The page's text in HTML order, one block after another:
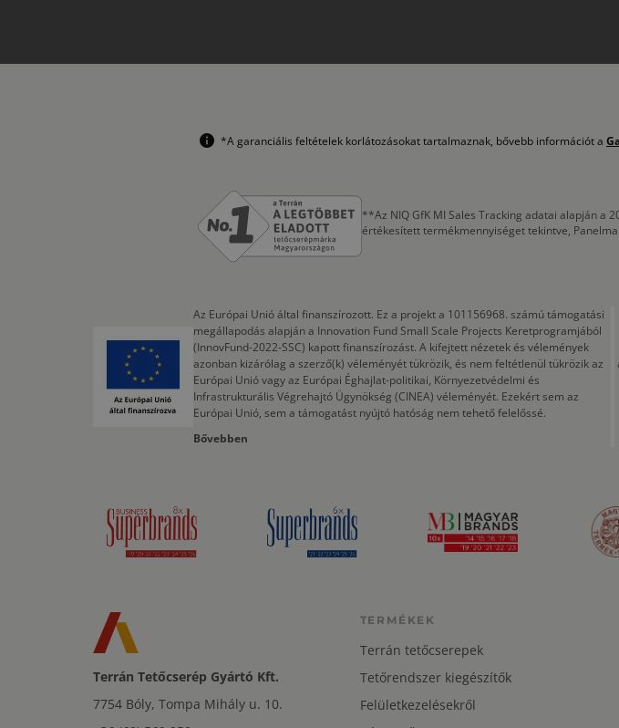
*A garanciális feltételek korlátozásokat tartalmaznak, bővebb információt a
**Az NIQ GfK MI Sales Tracking adatai alapján a
értékesített termékmennyiséget tekintve,
Az Európai Unió által finanszírozott. Ez a projekt a 101156968. számú támogatási
megállapodás alapján a Innovation Fund Small Scale Projects Keretprogramjából
(InnovFund-2022-SSC) kapott finanszírozást. A kifejtett nézetek és vélemények
azonban kizárólag a szerző(k) véleményét tükrözik, és nem feltétlenül tükrözik az
Európai Unió vagy az Európai Éghajlat-politikai, Környezetvédelmi és
Infrastrukturális Végrehajtó Ügynökség (CINEA) véleményét. Ezekért sem az
Európai Unió, sem a támogatást nyújtó hatóság nem tehető felelőssé.
Bővebben
Terrán Tetőcserép Gyártó Kft.
7754 Bóly, Tompa Mihály u. 10.
TERMÉKEK
Terrán tetőcserepek
Tetőrendszer kiegészítők
Felületkezelésekről